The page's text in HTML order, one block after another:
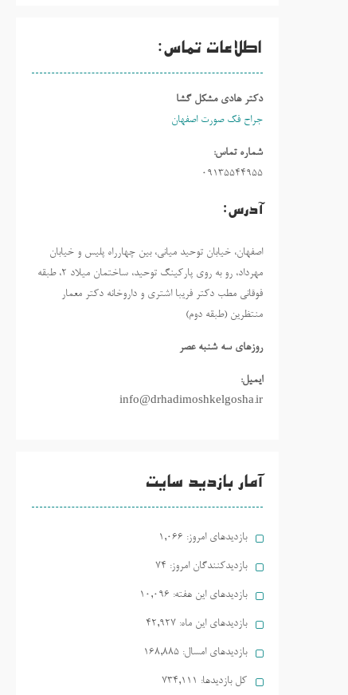
اطلاعات تماس:
دکتر هادی مشکل گشا
جراح فک صورت اصفهان
شماره تماس:
09135544955
آدرس:
اصفهان، خیابان توحید میانی، بین چهارراه پلیس و خیابان
مهرداد، رو به روی پارکینگ توحید، ساختمان میلاد ٢، طبقه
فوقانی مطب دکتر فریبا اشتری و داروخانه دکتر معمار
منتظرین (طبقه دوم)
روزهاي سه شنبه عصر
ایمیل:
info@drhadimoshkelgosha.ir
آمار بازدید سایت
بازدیدهای امروز: 1,066
بازدیدکنندگان امروز: 74
بازدیدهای این هفته: 10,096
بازدیدهای این ماه: 42,927
بازدیدهای امسال: 168,885
کل بازدیدها: 734,111